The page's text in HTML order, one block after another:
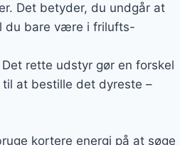
Det betyder, du undgår at
du bare være i frilufts-
rette udstyr gør en forskel
at bestille det dyreste –
kortere energi på at søge